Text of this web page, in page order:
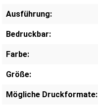
Ausführung:
Bedruckbar:
Farbe:
Größe:
Mögliche Druckformate: